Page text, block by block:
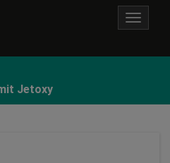
Toggle
Jetoxy